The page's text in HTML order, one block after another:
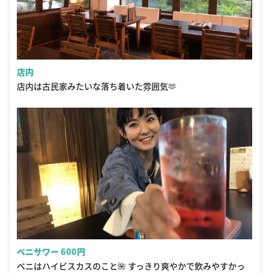
店内
店内は古民家みたいな落ち着いた雰囲気🫶
ベニサワー 600円
ベニはハイビスカスのこと🌺 すっきり爽やかで飲みやすかっ